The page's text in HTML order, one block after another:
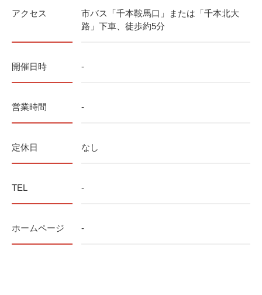
アクセス
市バス「千本鞍馬口」または「千本北大
路」下車、徒歩約5分
開催日時 -
営業時間 -
定休日 なし
TEL -
ホームページ -